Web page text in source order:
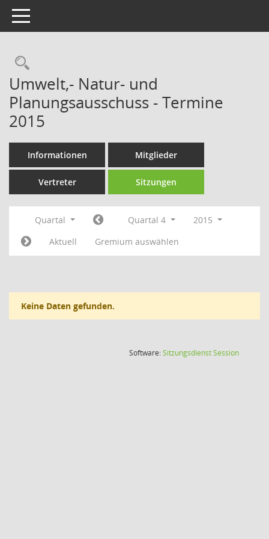
Toggle navigation
Rechercheauswahl
Umwelt,- Natur- und
Planungsausschuss - Termine
2015
Informationen Mitglieder
Vertreter Sitzungen
Quartal Quartal 4
2015
Aktuell
Gremium auswählen
Keine Daten gefunden.
Software:SitzungsdienstSession(Wird in